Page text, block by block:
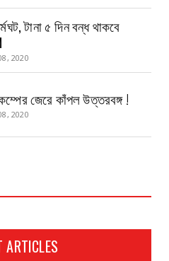
টানা ৫ দিন বন্ধ থাকবে
2020
জেরে কাঁপল উত্তরবঙ্গ !
2020
ARTICLES